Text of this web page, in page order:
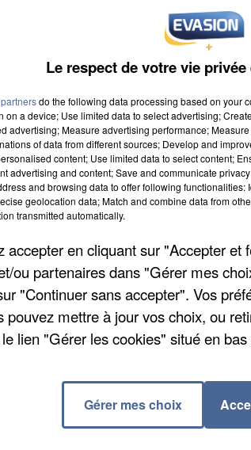
quelque 500 vols de
en première ligne face à
des usagers de l'aérodrome de
les plus exposés au
la reprise de l'activité aérienne
Le respect de votre vie
do the following data processing based on your
on a device; Use limited data to select advertising;
advertising; Measure advertising performance;
of data from different sources; Develop and
content; Use limited data to select content;
advertising and content; Save and communicate
and browsing data to offer following
geolocation data; Match and combine data from
transmitted automatically.
accepter en cliquant sur "Accepter
ou partenaires dans "Gérer mes
"Continuer sans accepter". Vos
pouvez mettre à jour vos choix, ou
lien "Gérer les cookies" situé en
Gérer mes choix